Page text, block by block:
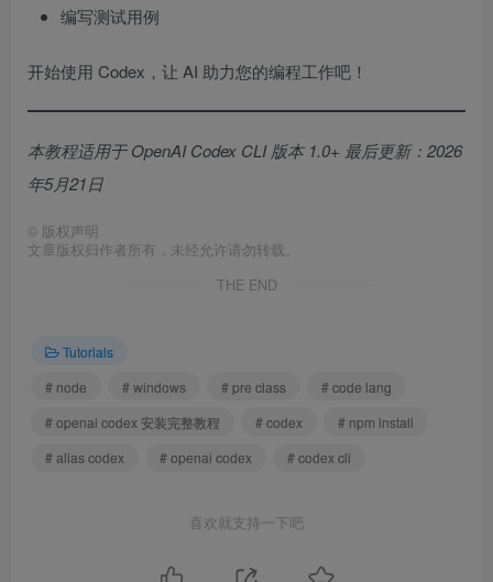
编写测试用例
开始使用 Codex，让 AI 助力您的编程工作吧！
本教程适用于 OpenAI Codex CLI 版本 1.0+ 最后更新：2026
年5月21日
© 版权声明
文章版权归作者所有，未经允许请勿转载。
THE END
Tutorials
# node
# windows # pre class
# code lang
# openai codex 安装完整教程
# codex
# npm install
# alias codex
# openai codex # codex cli
喜欢就支持一下吧